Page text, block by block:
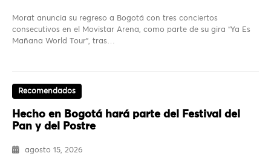
Morat anuncia su regreso a Bogotá con tres conciertos
consecutivos en el Movistar Arena, como parte de su gira “Ya Es
Mañana World Tour”, tras…
Recomendados
Hecho en Bogotá hará parte del Festival del
Pan y del Postre
agosto 15, 2026